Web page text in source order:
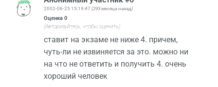
2002-06-25 15:19:47 (293 месяца назад)
Оценка 0
(Авторизуйтесь, чтобы оценить)
ставит на экзаме не ниже 4. причем,
чуть-ли не извиняется за это. можно ни
на что не ответить и получить 4. очень
хороший человек